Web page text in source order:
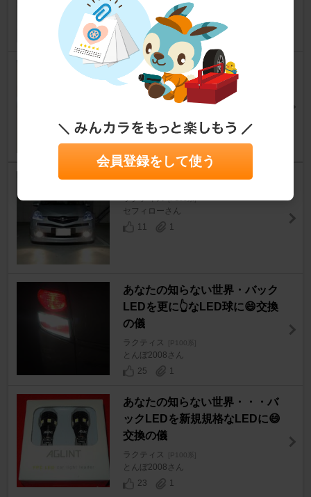
しますけさん
1
リアガーニッシュLED化
ラクティス [P100系]
キー トンさん
フォグランプLED化
ラクティス
セフィローさん
11
1
あなたの知らない世界・バック
LEDを更に👆なLED球に😄交換
の儀
ラクティス [P100系]
とんぼ2008さん
25
1
あなたの知らない世界・・・バ
ックLEDを新規規格なLEDに😄
交換の儀
ラクティス
とんぼ2008さん
23
1
会員登録をして使う